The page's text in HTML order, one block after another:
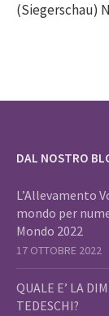
(Siegerschau)
DAL NOSTRO
L’Allevamento
mondo per
Mondo 2022
17 OTTOBRE 2022
QUALE E’ LA
TEDESCHI?